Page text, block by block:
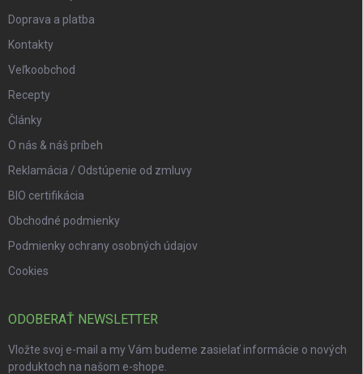
Doprava a platba
Kontakty
Veľkoobchod
Recepty
Články
O nás & náš príbeh
Reklamácia / Odstúpenie od zmluvy
BIO certifikácia
Obchodné podmienky
Podmienky ochrany osobných údajov
Cookies
ODOBERAŤ NEWSLETTER
Vložte svoj e-mail a my Vám budeme zasielať informácie o nových
produktoch na našom e-shope.